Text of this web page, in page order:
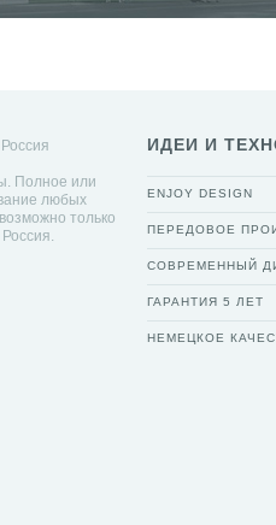
Полное или
любых
только
ИДЕИ И
ENJOY DESIGN
ПЕРЕДОВОЕ
СОВРЕМЕННЫЙ
ГАРАНТИЯ 5 ЛЕТ
НЕМЕЦКОЕ